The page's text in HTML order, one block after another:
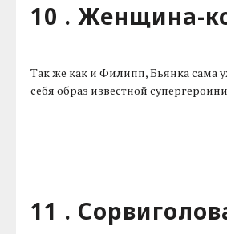
10 . Женщина-
Так же как и Филипп, Бьянка сама
себя образ известной
11 .